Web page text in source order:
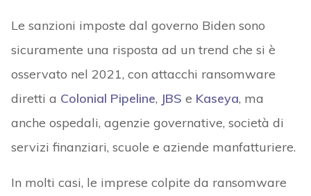
Le sanzioni imposte dal governo Biden sono
sicuramente una risposta ad un trend che si è
osservato nel 2021, con attacchi ransomware
diretti a Colonial Pipeline, JBS e Kaseya, ma
anche ospedali, agenzie governative, società di
servizi finanziari, scuole e aziende manfatturiere.
In molti casi, le imprese colpite da ransomware